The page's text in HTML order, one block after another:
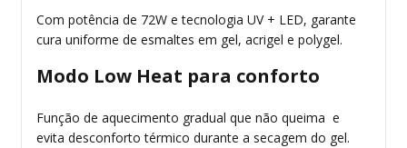
Com potência de 72W e tecnologia UV + LED, garante
cura uniforme de esmaltes em gel, acrigel e polygel.
Modo Low Heat para conforto
Função de aquecimento gradual que não queima e
evita desconforto térmico durante a secagem do gel.